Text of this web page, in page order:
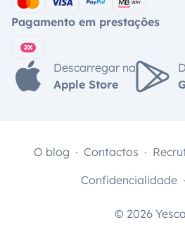
Pagamento em prestações
Descarregar na
Apple Store
© 2026
O blog Contactos
Confidencialidade